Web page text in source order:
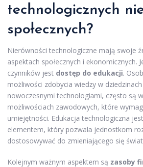
technologicznych
społecznych?
Nierówności technologiczne mają swoje
aspektach społecznych i ekonomicznych.
czynników jest dostęp do edukacji.
możliwości zdobycia wiedzy w
nowoczesnymi technologiami, często są
możliwościach zawodowych, które
umiejętności. Edukacja technologiczna
elementem, który pozwala jednostkom
dostosowywać do zmieniającego się
Kolejnym ważnym aspektem są zasoby